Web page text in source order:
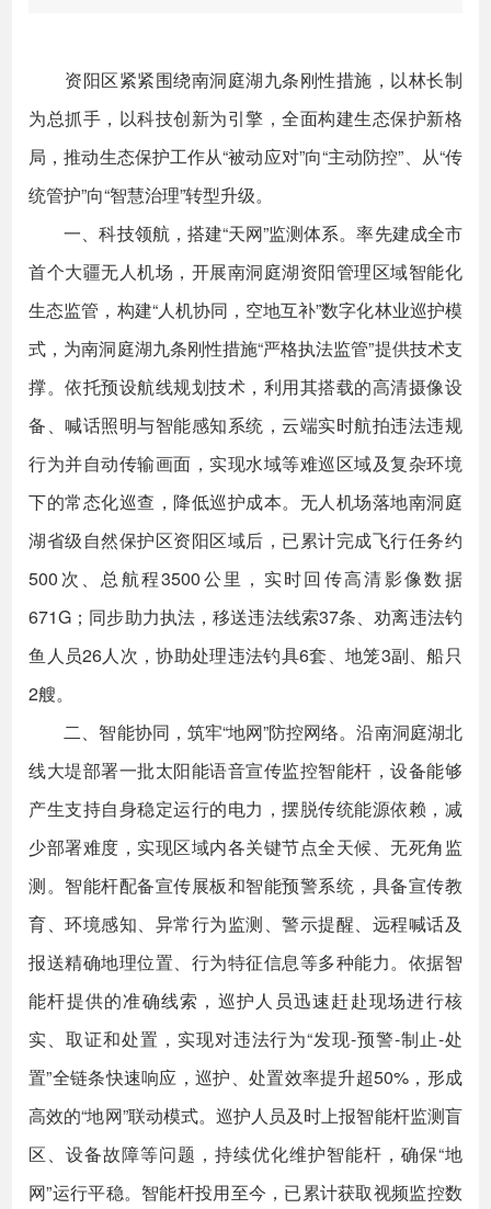
资阳区紧紧围绕南洞庭湖九条刚性措施，以林长制
为总抓手，以科技创新为引擎，全面构建生态保护新格
局，推动生态保护工作从“被动应对”向“主动防控”、从“传
统管护”向“智慧治理”转型升级。
一、科技领航，搭建“天网”监测体系。率先建成全市
首个大疆无人机场，开展南洞庭湖资阳管理区域智能化
生态监管，构建“人机协同，空地互补”数字化林业巡护模
式，为南洞庭湖九条刚性措施“严格执法监管”提供技术支
撑。依托预设航线规划技术，利用其搭载的高清摄像设
备、喊话照明与智能感知系统，云端实时航拍违法违规
行为并自动传输画面，实现水域等难巡区域及复杂环境
下的常态化巡查，降低巡护成本。无人机场落地南洞庭
湖省级自然保护区资阳区域后，已累计完成飞行任务约
500次、总航程3500公里，实时回传高清影像数据
671G；同步助力执法，移送违法线索37条、劝离违法钓
鱼人员26人次，协助处理违法钓具6套、地笼3副、船只
2艘。
二、智能协同，筑牢“地网”防控网络。沿南洞庭湖北
线大堤部署一批太阳能语音宣传监控智能杆，设备能够
产生支持自身稳定运行的电力，摆脱传统能源依赖，减
少部署难度，实现区域内各关键节点全天候、无死角监
测。智能杆配备宣传展板和智能预警系统，具备宣传教
育、环境感知、异常行为监测、警示提醒、远程喊话及
报送精确地理位置、行为特征信息等多种能力。依据智
能杆提供的准确线索，巡护人员迅速赶赴现场进行核
实、取证和处置，实现对违法行为“发现-预警-制止-处
置”全链条快速响应，巡护、处置效率提升超50%，形成
高效的“地网”联动模式。巡护人员及时上报智能杆监测盲
区、设备故障等问题，持续优化维护智能杆，确保“地
网”运行平稳。智能杆投用至今，已累计获取视频监控数